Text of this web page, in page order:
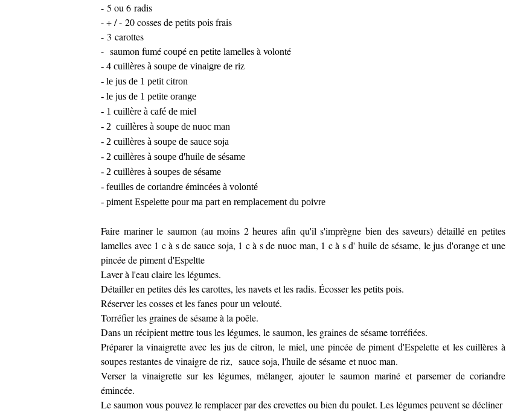
- 5 ou 6 radis
- + / - 20 cosses de petits pois frais
- 3 carottes
- saumon fumé coupé en petite lamelles à volonté
- 4 cuillères à soupe de vinaigre de riz
- le jus de 1 petit citron
- le jus de 1 petite orange
- 1 cuillère à café de miel
- 2 cuillères à soupe de nuoc man
- 2 cuillères à soupe de sauce soja
- 2 cuillères à soupe d'huile de sésame
- 2 cuillères à soupes de sésame
- feuilles de coriandre émincées à volonté
- piment Espelette pour ma part en remplacement du poivre
Faire mariner le saumon (au moins 2 heures afin qu'il s'imprègne bien des saveurs) détaillé en petites
lamelles avec 1 c à s de sauce soja, 1 c à s de nuoc man, 1 c à s d' huile de sésame, le jus d'orange et une
pincée de piment d'Espeltte
Laver à l'eau claire les légumes.
Détailler en petites dés les carottes, les navets et les radis. Écosser les petits pois.
Réserver les cosses et les fanes pour un velouté.
Torréfier les graines de sésame à la poêle.
Dans un récipient mettre tous les légumes, le saumon, les graines de sésame torréfiées.
Préparer la vinaigrette avec les jus de citron, le miel, une pincée de piment d'Espelette et les cuillères à
soupes restantes de vinaigre de riz, sauce soja, l'huile de sésame et nuoc man.
Verser la vinaigrette sur les légumes, mélanger, ajouter le saumon mariné et parsemer de coriandre
émincée.
Le saumon vous pouvez le remplacer par des crevettes ou bien du poulet. Les légumes peuvent se décliner